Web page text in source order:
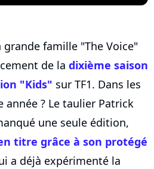
grande famille "The Voice"
de la dixième saison
"Kids" sur TF1. Dans les
? Le taulier Patrick
une seule édition,
titre grâce à son protégé
a déjà expérimenté la